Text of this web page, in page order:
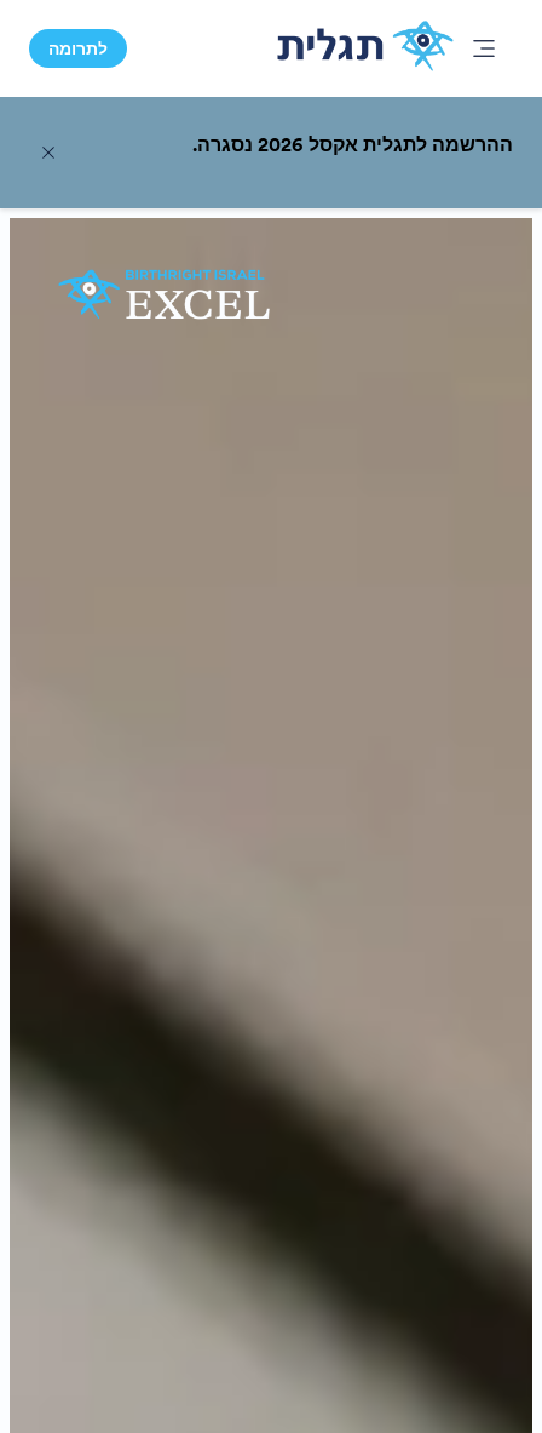
לתרומה
ההרשמה לתגלית אקסל 2026 נסגרה.